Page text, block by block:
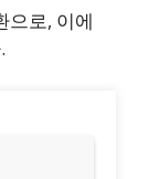
으로, 이에